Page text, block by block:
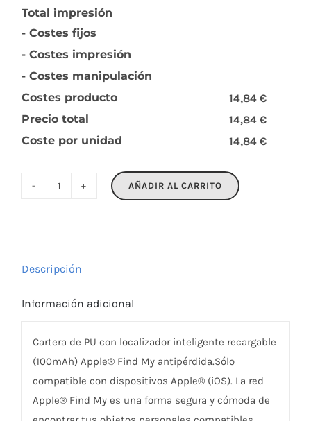
Total impresión
- Costes fijos
- Costes impresión
- Costes manipulación
Costes producto
14,84 €
Precio total
14,84 €
Coste por unidad
14,84 €
AÑADIR AL CARRITO
Descripción
Información adicional
Cartera de PU con localizador inteligente recargable
(100mAh) Apple® Find My antipérdida.Sólo
compatible con dispositivos Apple® (iOS). La red
Apple® Find My es una forma segura y cómoda de